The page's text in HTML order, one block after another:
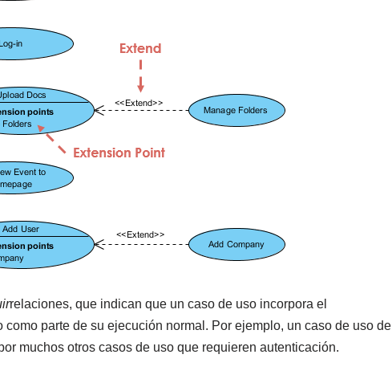
relaciones, que indican que un caso de uso incorpora el
como parte de su ejecución normal. Por ejemplo, un caso de uso de
muchos otros casos de uso que requieren autenticación.